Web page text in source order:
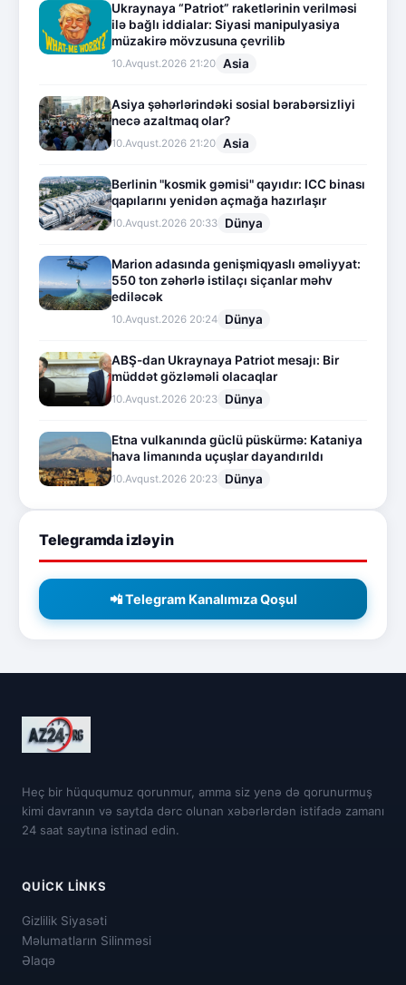
Ukraynaya “Patriot” raketlərinin verilməsi
ilə bağlı iddialar: Siyasi manipulyasiya
müzakirə mövzusuna çevrilib
10.Avqust.2026 21:20 Asia
Asiya şəhərlərindəki sosial bərabərsizliyi
necə azaltmaq olar?
10.Avqust.2026 21:20 Asia
Berlinin "kosmik gəmisi" qayıdır: ICC binası
qapılarını yenidən açmağa hazırlaşır
10.Avqust.2026 20:33 Dünya
Marion adasında genişmiqyaslı əməliyyat:
550 ton zəhərlə istilaçı siçanlar məhv
ediləcək
10.Avqust.2026 20:24 Dünya
ABŞ-dan Ukraynaya Patriot mesajı: Bir
müddət gözləməli olacaqlar
10.Avqust.2026 20:23 Dünya
Etna vulkanında güclü püskürmə: Kataniya
hava limanında uçuşlar dayandırıldı
10.Avqust.2026 20:23 Dünya
Telegramda izləyin
📲 Telegram Kanalımıza Qoşul
Heç bir hüququmuz qorunmur, amma siz yenə də qorunurmuş
kimi davranın və saytda dərc olunan xəbərlərdən istifadə zamanı
24 saat saytına istinad edin.
QUICK LINKS
Gizlilik Siyasəti
Məlumatların Silinməsi
Əlaqə